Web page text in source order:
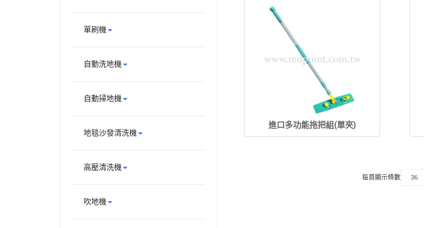
進口多功能拖把組(單夾)
每頁顯示條數
單刷機
自動洗地機
自動掃地機
地毯沙發清洗機
高壓清洗機
吹地機